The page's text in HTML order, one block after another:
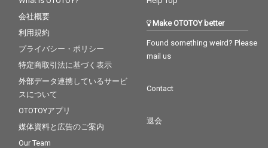
会社概要
利用規約
プライバシー・ポリシー
特定商取引法に基づく表示
外部データ連携しているサービ
スについて
OTOTOYアプリ
媒体資料と広告のご案内
Our Team
Make OTOTOY better
Found something weird? Please
mail us
Contact
退会